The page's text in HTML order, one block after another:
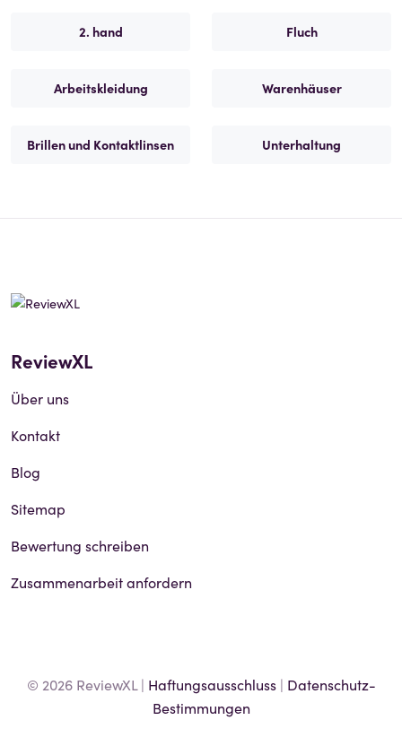
2. hand Fluch
Arbeitskleidung Warenhäuser
Brillen und Kontaktlinsen Unterhaltung
ReviewXL
Über uns
Kontakt
Blog
Sitemap
Bewertung schreiben
Zusammenarbeit anfordern
© 2026 ReviewXL | Haftungsausschluss| Datenschutz-
Bestimmungen